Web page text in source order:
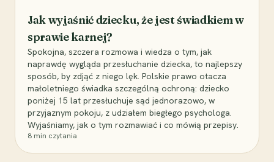
Jak wyjaśnić dziecku, że jest świadkiem w
sprawie karnej?
Spokojna, szczera rozmowa i wiedza o tym, jak
naprawdę wygląda przesłuchanie dziecka, to najlepszy
sposób, by zdjąć z niego lęk. Polskie prawo otacza
małoletniego świadka szczególną ochroną: dziecko
poniżej 15 lat przesłuchuje sąd jednorazowo, w
przyjaznym pokoju, z udziałem biegłego psychologa.
Wyjaśniamy, jak o tym rozmawiać i co mówią przepisy.
8 min czytania